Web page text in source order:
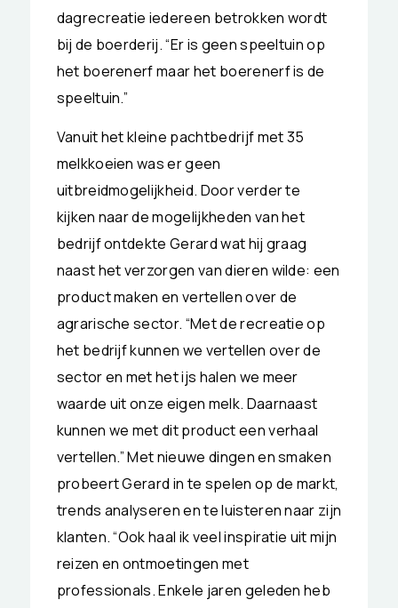
dagrecreatie iedereen betrokken wordt
bij de boerderij. “Er is geen speeltuin op
het boerenerf maar het boerenerf is de
speeltuin.”
Vanuit het kleine pachtbedrijf met 35
melkkoeien was er geen
uitbreidmogelijkheid. Door verder te
kijken naar de mogelijkheden van het
bedrijf ontdekte Gerard wat hij graag
naast het verzorgen van dieren wilde: een
product maken en vertellen over de
agrarische sector. “Met de recreatie op
het bedrijf kunnen we vertellen over de
sector en met het ijs halen we meer
waarde uit onze eigen melk. Daarnaast
kunnen we met dit product een verhaal
vertellen.” Met nieuwe dingen en smaken
probeert Gerard in te spelen op de markt,
trends analyseren en te luisteren naar zijn
klanten. “Ook haal ik veel inspiratie uit mijn
reizen en ontmoetingen met
professionals. Enkele jaren geleden heb